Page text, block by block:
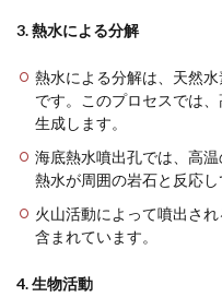
3. 熱水による分解
熱水による分解は、天然
です。このプロセスでは
生成します。
海底熱水噴出孔では、高
熱水が周囲の岩石と反応し
火山活動によって噴出さ
含まれています。
4. 生物活動